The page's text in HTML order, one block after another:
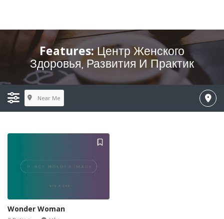
Features:Центр Женского
Здоровья, Развития И Практик
Near Me
Wonder Woman